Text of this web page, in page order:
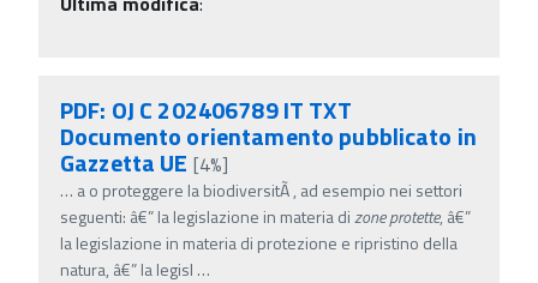
PDF: OJ C 202406789 IT TXT
Documento orientamento pubblicato in
Gazzetta UE [4%]
… a o proteggere la biodiversitÃ , ad esempio nei settori
seguenti: â€” la legislazione in materia dizoneprotette, â€”
la legislazione in materia di protezione e ripristino della
natura, â€” la legisl …